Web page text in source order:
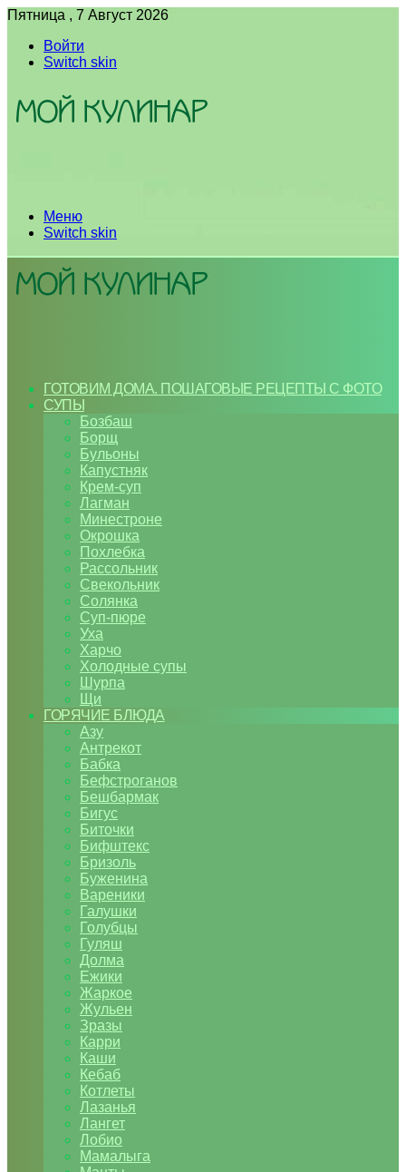
Пятница , 7 Август 2026
Войти
Switch skin
Меню
Switch skin
ГОТОВИМ ДОМА. ПОШАГОВЫЕ РЕЦЕПТЫ С ФОТО
СУПЫ
Бозбаш
Борщ
Бульоны
Капустняк
Крем-суп
Лагман
Минестроне
Окрошка
Похлебка
Рассольник
Свекольник
Солянка
Суп-пюре
Уха
Харчо
Холодные супы
Шурпа
Щи
ГОРЯЧИЕ БЛЮДА
Азу
Антрекот
Бабка
Бефстроганов
Бешбармак
Бигус
Биточки
Бифштекс
Бризоль
Буженина
Вареники
Галушки
Голубцы
Гуляш
Долма
Ежики
Жаркое
Жульен
Зразы
Карри
Каши
Кебаб
Котлеты
Лазанья
Лангет
Лобио
Мамалыга